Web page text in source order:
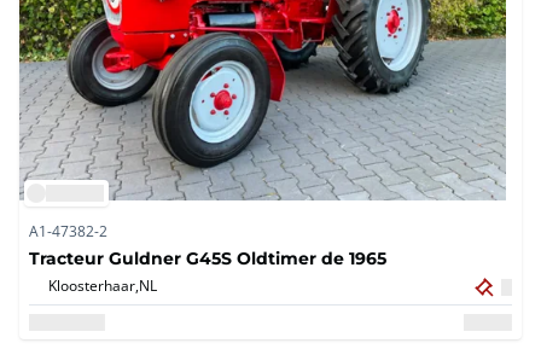
A1-47382-2
Tracteur Guldner G45S Oldtimer de 1965
Kloosterhaar,NL